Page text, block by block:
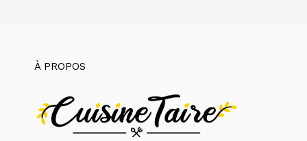
À PROPOS